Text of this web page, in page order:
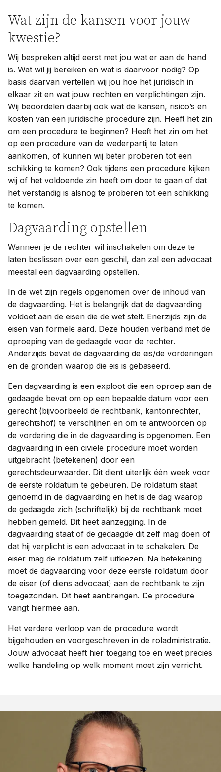
Wat zijn de kansen voor jouw
kwestie?
Wij bespreken altijd eerst met jou wat er aan de hand
is. Wat wil jij bereiken en wat is daarvoor nodig? Op
basis daarvan vertellen wij jou hoe het juridisch in
elkaar zit en wat jouw rechten en verplichtingen zijn.
Wij beoordelen daarbij ook wat de kansen, risico’s en
kosten van een juridische procedure zijn. Heeft het zin
om een procedure te beginnen? Heeft het zin om het
op een procedure van de wederpartij te laten
aankomen, of kunnen wij beter proberen tot een
schikking te komen? Ook tijdens een procedure kijken
wij of het voldoende zin heeft om door te gaan of dat
het verstandig is alsnog te proberen tot een schikking
te komen.
Dagvaarding opstellen
Wanneer je de rechter wil inschakelen om deze te
laten beslissen over een geschil, dan zal een advocaat
meestal een dagvaarding opstellen.
In de wet zijn regels opgenomen over de inhoud van
de dagvaarding. Het is belangrijk dat de dagvaarding
voldoet aan de eisen die de wet stelt. Enerzijds zijn de
eisen van formele aard. Deze houden verband met de
oproeping van de gedaagde voor de rechter.
Anderzijds bevat de dagvaarding de eis/de vorderingen
en de gronden waarop die eis is gebaseerd.
Een dagvaarding is een exploot die een oproep aan de
gedaagde bevat om op een bepaalde datum voor een
gerecht (bijvoorbeeld de rechtbank, kantonrechter,
gerechtshof) te verschijnen en om te antwoorden op
de vordering die in de dagvaarding is opgenomen. Een
dagvaarding in een civiele procedure moet worden
uitgebracht (betekenen) door een
gerechtsdeurwaarder. Dit dient uiterlijk één week voor
de eerste roldatum te gebeuren. De roldatum staat
genoemd in de dagvaarding en het is de dag waarop
de gedaagde zich (schriftelijk) bij de rechtbank moet
hebben gemeld. Dit heet aanzegging. In de
dagvaarding staat of de gedaagde dit zelf mag doen of
dat hij verplicht is een advocaat in te schakelen. De
eiser mag de roldatum zelf uitkiezen. Na betekening
moet de dagvaarding voor deze eerste roldatum door
de eiser (of diens advocaat) aan de rechtbank te zijn
toegezonden. Dit heet aanbrengen. De procedure
vangt hiermee aan.
Het verdere verloop van de procedure wordt
bijgehouden en voorgeschreven in de roladministratie.
Jouw advocaat heeft hier toegang toe en weet precies
welke handeling op welk moment moet zijn verricht.